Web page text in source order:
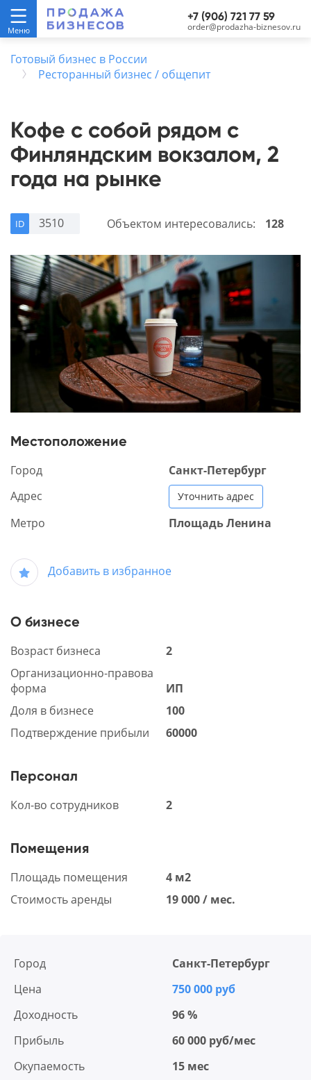
+7 (906) 721 77 59
order@prodazha-biznesov.ru
Готовый бизнес в России
Ресторанный бизнес / общепит
Кофе с собой рядом с
Финляндским вокзалом, 2
года на рынке
ID 3510 Объектом интересовались: 128
Местоположение
Город
Санкт-Петербург
Адрес
Уточнить адрес
Метро Площадь Ленина
Добавить в избранное
О бизнесе
Возраст бизнеса
2
Организационно-правова
форма
ИП
Доля в бизнесе
100
Подтверждение прибыли
60000
Персонал
Кол-во сотрудников 2
Помещения
Площадь помещения
4 м2
Стоимость аренды
19 000 / мес.
Город
Санкт-Петербург
Цена
750 000 руб
Доходность
96 %
Прибыль
60 000 руб/мес
Окупаемость
15 мес